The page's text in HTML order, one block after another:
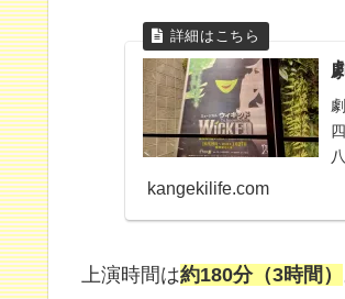
kangekilife.com
上演時間は約180分（3時間）